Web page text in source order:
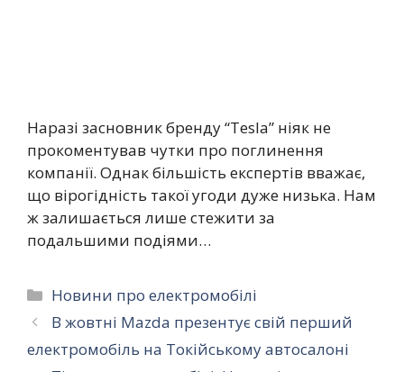
Наразі засновник бренду “Tesla” ніяк не
прокоментував чутки про поглинення
компанії. Однак більшість експертів вважає,
що вірогідність такої угоди дуже низька. Нам
ж залишається лише стежити за
подальшими подіями…
Категорії
Новини про електромобілі
В жовтні Mazda презентує свій перший
електромобіль на Токійському автосалоні